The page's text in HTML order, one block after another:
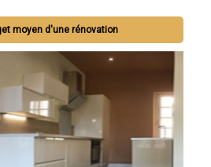
moyen d'une rénovation